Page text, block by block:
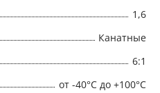
1,6
Канатные
6:1
от -40°C до +100°C